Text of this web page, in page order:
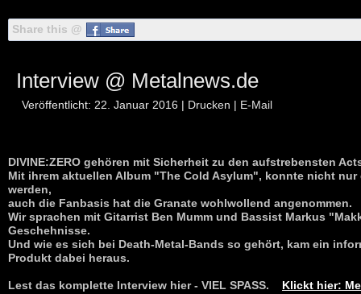
Share this @
Interview @ Metalnews.de
Veröffentlicht: 22. Januar 2016 | Drucken | E-Mail
DIVINE:ZERO gehören mit Sicherheit zu den aufstrebensten
Mit ihrem aktuellen Album "The Cold Asylum", konnte nicht
werden,
auch die Fanbasis hat die Granate wohlwollend angenommen.
Wir sprachen mit Gitarrist Ben Mumm und Bassist Markus
Geschehnisse.
Und wie es sich bei Death-Metal-Bands so gehört, kam ein
Produkt dabei heraus.
Lest das komplette Interview hier - VIEL SPASS. Klickt hier: